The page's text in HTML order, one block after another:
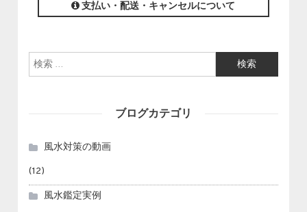
支払い・配送・キャンセルについて
検索:
ブログカテゴリ
風水対策の動画
(12)
風水鑑定実例